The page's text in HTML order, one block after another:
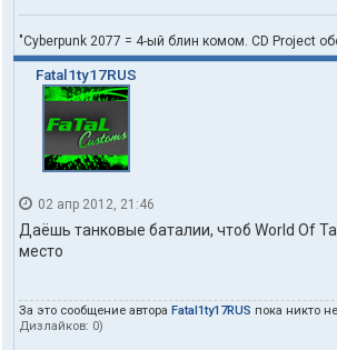
"Cyberpunk 2077 = 4-ый блин комом. CD Project
Fatal1ty17RUS
02 апр 2012, 21:46
Даёшь танковые баталии, чтоб World Of
место
За это сообщение автора Fatal1ty17RUS пока никто
Дизлайков: 0)